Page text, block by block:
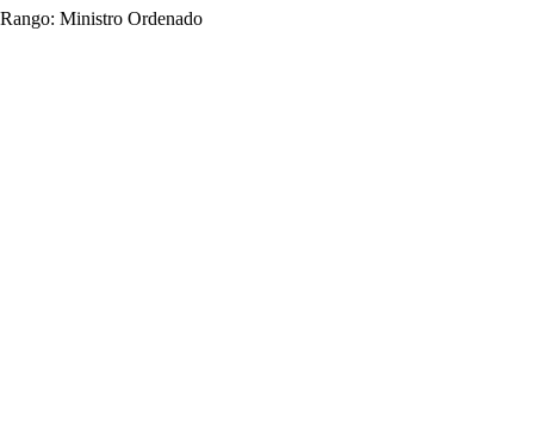
Rango: Ministro Ordenado